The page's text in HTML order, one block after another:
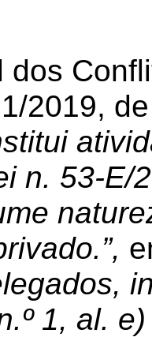
dos
2019,
n. 53-E/
1, al.